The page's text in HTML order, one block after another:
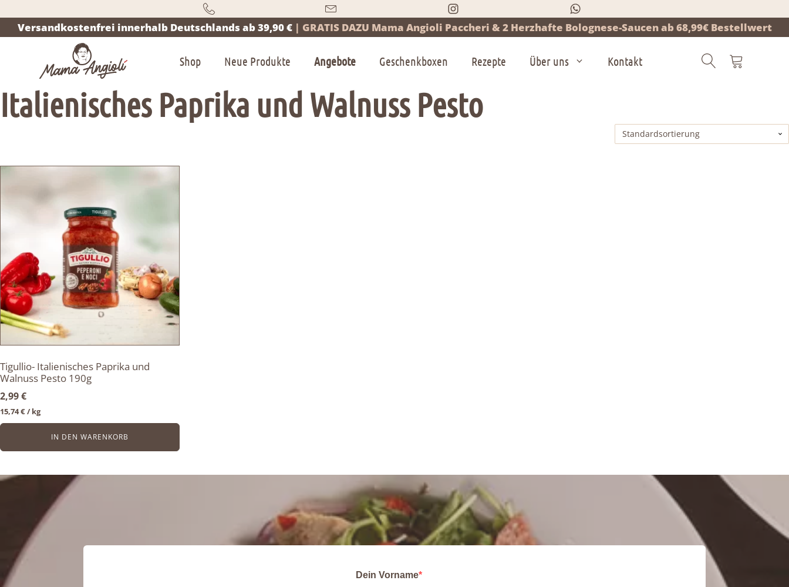
Versandkostenfrei innerhalb Deutschlands ab 39,90 € | GRATIS DAZU Mama Angioli Paccheri & 2 Herzhafte Bolognese-Saucen ab 68,99€ Bestellwert
Shop Neue Produkte Angebote Geschenkboxen Rezepte Über uns Kontakt
Italienisches Paprika und Walnuss Pesto
Tigullio- Italienisches Paprika und
Walnuss Pesto 190g
2,99€
15,74€ / kg
IN DEN WARENKORB
Dein Vorname